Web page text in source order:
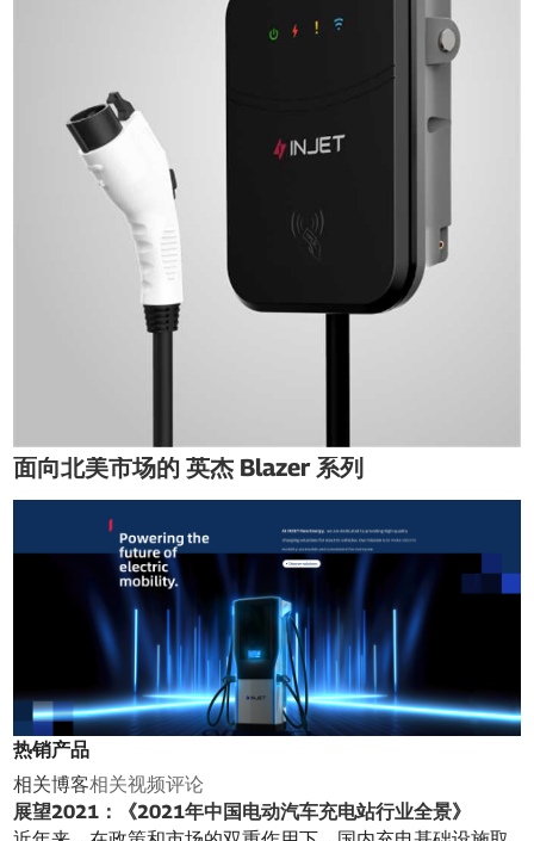
面向北美市场的 英杰 Blazer 系列
热销产品
相关博客相关视频评论
展望2021：《2021年中国电动汽车充电站行业全景》